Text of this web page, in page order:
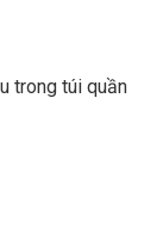
trong túi quần